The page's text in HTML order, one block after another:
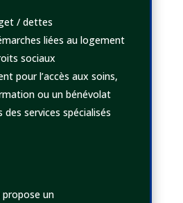
/ dettes
liées au logement
sociaux
pour l’accès aux soins,
ou un bénévolat
services spécialisés
propose un